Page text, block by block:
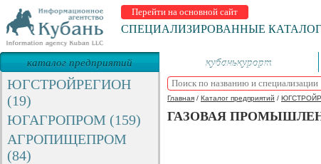
Перейти на основной сайт
СПЕЦИАЛИЗИРОВАННЫЕ
каталог предприятий кубанькурорт
ЮГСТРОЙРЕГИОН
(19)
ЮГАГРОПРОМ (159)
АГРОПИЩЕПРОМ
(84)
Главная/ Каталог предприятий /
ГАЗОВАЯ